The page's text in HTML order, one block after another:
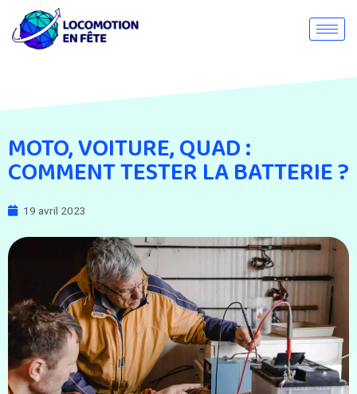
MOTO, VOITURE, QUAD :
COMMENT TESTER LA BATTERIE ?
19 avril 2023